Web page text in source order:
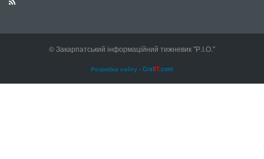
© Закарпатський інформаційний тижневик "Р.І.О."
Розробка сайту - CrafIT.com